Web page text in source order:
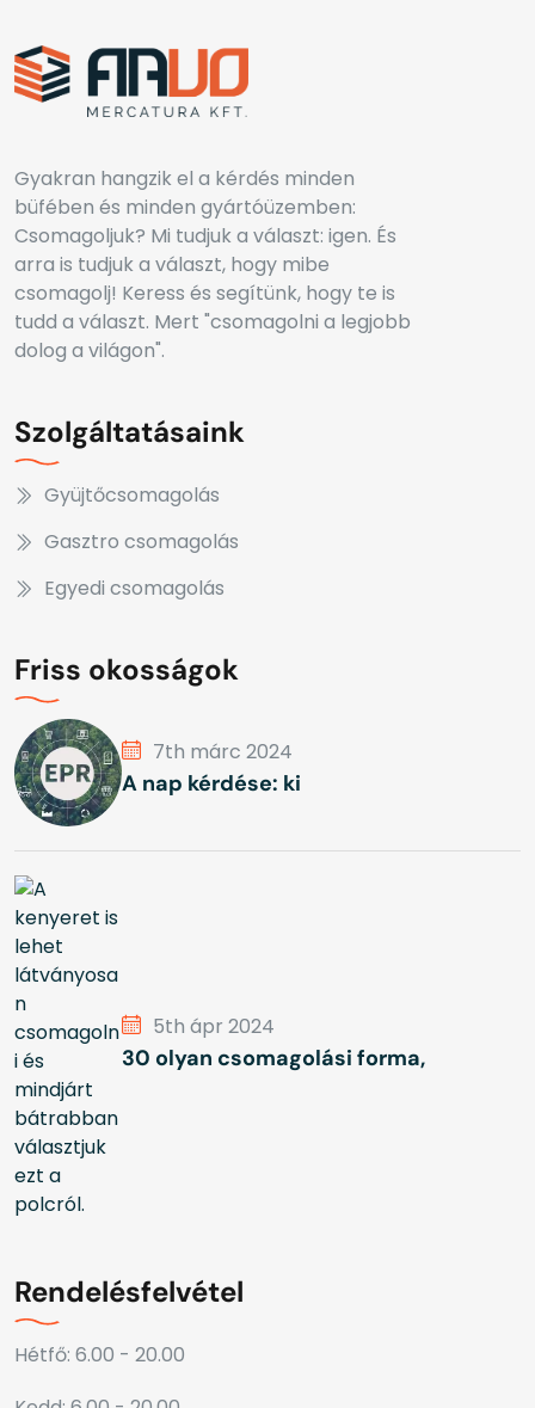
Gyakran hangzik el a kérdés minden
büfében és minden gyártóüzemben:
Csomagoljuk? Mi tudjuk a választ: igen. És
arra is tudjuk a választ, hogy mibe
csomagolj! Keress és segítünk, hogy te is
tudd a választ. Mert "csomagolni a legjobb
dolog a világon".
Szolgáltatásaink
Gyüjtőcsomagolás
Gasztro csomagolás
Egyedi csomagolás
Friss okosságok
7th márc 2024
A nap kérdése: ki
5th ápr 2024
30 olyan csomagolási forma,
Rendelésfelvétel
Hétfő: 6.00 - 20.00